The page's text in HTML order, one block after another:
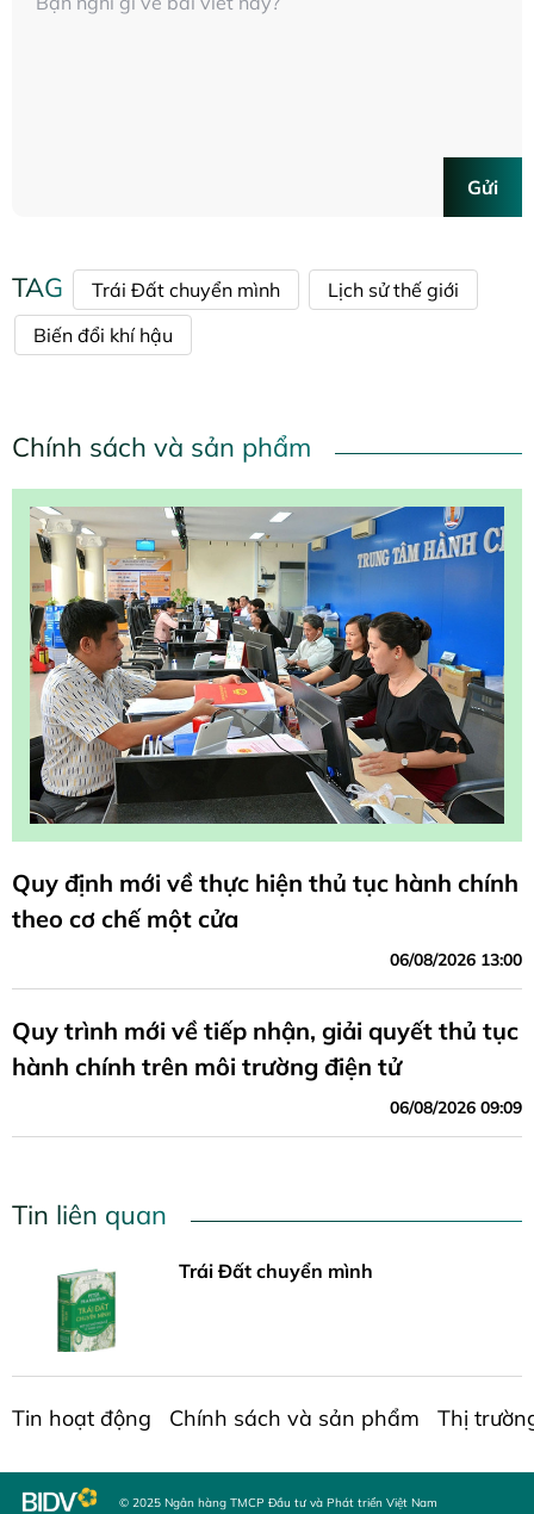
Gửi
TAG Trái Đất chuyển mình
Lịch sử thế giới
Biến đổi khí hậu
Chính sách và sản phẩm
Quy định mới về thực hiện thủ tục hành chính
theo cơ chế một cửa
06/08/2026 13:00
Quy trình mới về tiếp nhận, giải quyết thủ tục
hành chính trên môi trường điện tử
06/08/2026 09:09
Tin liên quan
Trái Đất chuyển mình
Tin hoạt động Chính sách và sản phẩm Thị
© 2025 Ngân hàng TMCP Đầu tư và Phát triển Việt Nam